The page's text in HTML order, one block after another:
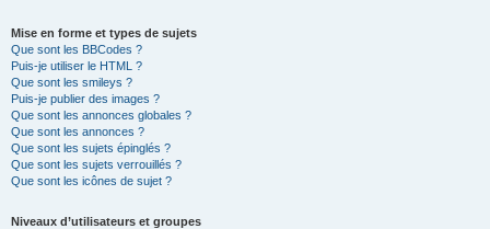
Mise en forme et types de sujets
Que sont les BBCodes ?
Puis-je utiliser le HTML ?
Que sont les smileys ?
Puis-je publier des images ?
Que sont les annonces globales ?
Que sont les annonces ?
Que sont les sujets épinglés ?
Que sont les sujets verrouillés ?
Que sont les icônes de sujet ?
Niveaux d’utilisateurs et groupes